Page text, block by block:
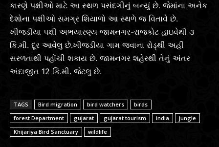
કારણે પક્ષીઓ માટે આ સ્થળ પસંદગીનું બન્યું છે. જેમાંના અનેક
દેશોના પક્ષીઓ સમગ્ર શિયાળો આ સ્થળે જ વિતાવે છે.
ખીજડીયા પક્ષી અભયારણ્ય જામનગર-રાજકોટ હાઇવેથી ૩
કિ.મી. દૂર આવેલુ છે.ખીજડીયા ગામ જવાના રોડ્થી અહીં
સરળતાથી પહોંચી શકાય છે. જામનગર શહેરથી તેનું અંતર
અંદાજીત 12 કિ.મી. જેટલુ છે.
TAGS Bird migration bird watchers
birds
forest Department
gujarat gujarat tourism india
jungle
Khijariya Bird Sanctuary
wildlife